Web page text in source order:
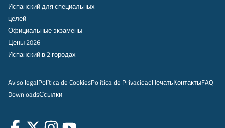
Испанский для специальных
целей
Официальные экзамены
Цены 2026
Испанский в 2 городах
Aviso legalPolítica de CookiesPolítica de PrivacidadПечатьКонтактыFAQ
DownloadsСсылки